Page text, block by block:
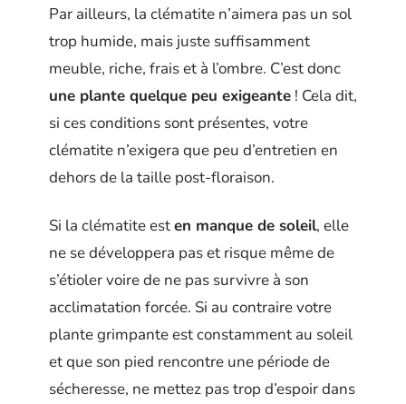
Par ailleurs, la clématite n’aimera pas un sol
trop humide, mais juste suffisamment
meuble, riche, frais et à l’ombre. C’est donc
une plante quelque peu exigeante ! Cela dit,
si ces conditions sont présentes, votre
clématite n’exigera que peu d’entretien en
dehors de la taille post-floraison.
Si la clématite esten manque de soleil, elle
ne se développera pas et risque même de
s’étioler voire de ne pas survivre à son
acclimatation forcée. Si au contraire votre
plante grimpante est constamment au soleil
et que son pied rencontre une période de
sécheresse, ne mettez pas trop d’espoir dans